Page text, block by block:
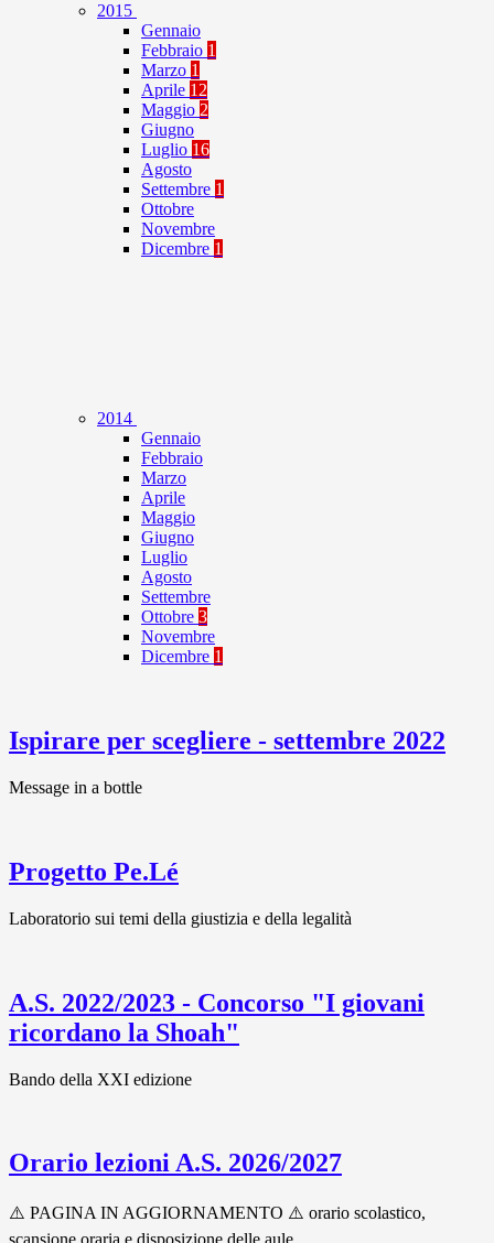
2015
Gennaio
Febbraio 1
Marzo 1
Aprile 12
Maggio 2
Giugno
Luglio 16
Agosto
Settembre 1
Ottobre
Novembre
Dicembre 1
2014
Gennaio
Febbraio
Marzo
Aprile
Maggio
Giugno
Luglio
Agosto
Settembre
Ottobre 3
Novembre
Dicembre 1
Ispirare per scegliere - settembre 2022
Message in a bottle
Progetto Pe.Lé
Laboratorio sui temi della giustizia e della legalità
A.S. 2022/2023 - Concorso "I giovani
ricordano la Shoah"
Bando della XXI edizione
Orario lezioni A.S. 2026/2027
⚠️​ PAGINA IN AGGIORNAMENTO ⚠️​ orario scolastico,